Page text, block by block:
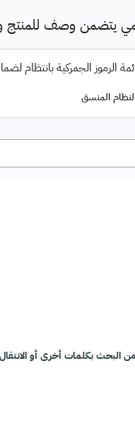
يتضمن وصف للمنتج
الرموز الجمركية بانتظام
المنسق
من البحث بكلمات أخرى أو